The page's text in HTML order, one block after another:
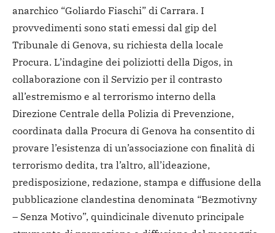
anarchico “Goliardo Fiaschi” di Carrara. I
provvedimenti sono stati emessi dal gip del
Tribunale di Genova, su richiesta della locale
Procura. L’indagine dei poliziotti della Digos, in
collaborazione con il Servizio per il contrasto
all’estremismo e al terrorismo interno della
Direzione Centrale della Polizia di Prevenzione,
coordinata dalla Procura di Genova ha consentito di
provare l’esistenza di un’associazione con finalità di
terrorismo dedita, tra l’altro, all’ideazione,
predisposizione, redazione, stampa e diffusione della
pubblicazione clandestina denominata “Bezmotivny
– Senza Motivo”, quindicinale divenuto principale